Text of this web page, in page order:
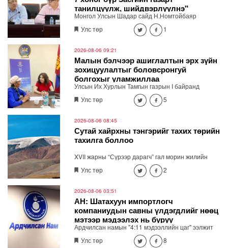
танилцуулж, шийдвэрлүүлнэ"
Монгол Улсын Шадар сайд Н.Номтойбаяр
өнөөдөр Өмнөговь, Дундговь аймагт ажиллалаа.
Ерөнхий сайдын 10 дугаар албан даалгавар,
тушаалын хүрээнд Өмнөговь аймагт байгаль
орчин, уул уурхайн 358 зөрчил илрүүлж, 200
гаруйг нь арилгуулаад байна.
Улс төр 1
2026-08-06 09:21
Малын бэлчээр ашиглалтын эрх зүйн
зохицуулалтыг боловсронгуй
болгохыг уламжиллаа
Улсын Их Хурлын Тамгын газрын I байранд
байрлах "Нээлттэй парламент" танхимд өнөөдөр
(2026.08.06) Улсын Их Хурлын гишүүн
сонслоо.
Улс төр 5
2026-08-06 08:45
Сутай хайрхны тэнгэрийг тахих төрийн
тахилга боллоо
XVII жарны “Сүрээр дарагч” гал морин жилийн
зуны адаг хөхөгчин хонь сарын 23-ны өлзий
дэмбэрэлтэй өдөр /2026.08.06/ Сутай хайрхны
Улс төр 2
2026-08-06 03:51
АН: Шатахуун импортлогч
компаниудын савны үлдэгдлийг нөөц
мэтээр мэдээлэх нь буруу
Ардчилсан намын "4:11 мэдээллийн цаг" ээлжит
хэвлэлийн бага хурал Төрийн ордны 3 давхарт
болно. Хэвлэлийн хурлаар шатахууны хомсдол,
Улс төр 8